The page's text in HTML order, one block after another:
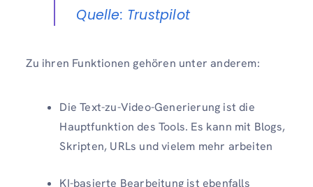
Quelle: Trustpilot
Zu ihren Funktionen gehören unter anderem:
Die Text-zu-Video-Generierung ist die
Hauptfunktion des Tools. Es kann mit Blogs,
Skripten, URLs und vielem mehr arbeiten
KI-basierte Bearbeitung ist ebenfalls